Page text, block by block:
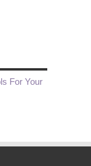
For Your